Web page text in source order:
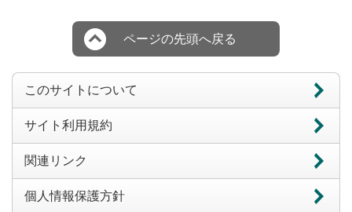
ページの先頭へ戻る
このサイトについて
サイト利用規約
関連リンク
個人情報保護方針